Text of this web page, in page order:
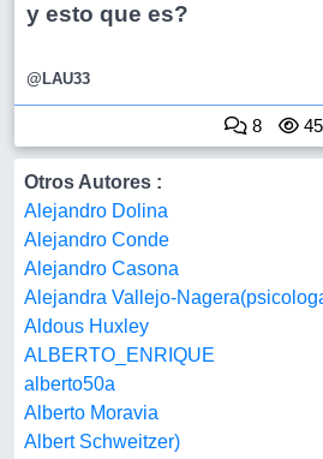
y esto que es?
@LAU33
8 45
Otros Autores :
Alejandro Dolina
Alejandro Conde
Alejandro Casona
Alejandra Vallejo-
Aldous Huxley
ALBERTO_ENRIQUE
alberto50a
Alberto Moravia
Albert Schweitzer)